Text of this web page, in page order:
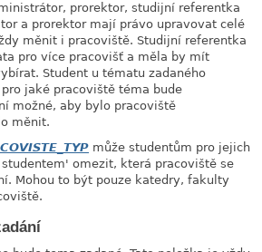
prorektor, studijní referentka
a prorektor mají právo upravovat celé
měnit i pracoviště. Studijní referentka
pro více pracovišť a měla by mít
Student u tématu zadaného
jaké pracoviště téma bude
možné, aby bylo pracoviště
měnit.
může studentům pro jejich
omezit, která pracoviště se
Mohou to být pouze katedry, fakulty